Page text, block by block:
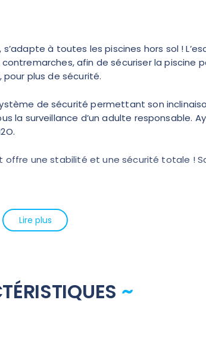
à toutes les piscines hors sol !
afin de sécuriser la piscine
plus de sécurité.
de sécurité permettant son
la surveillance d’un adulte responsable.
une stabilité et une sécurité totale !
Lire plus